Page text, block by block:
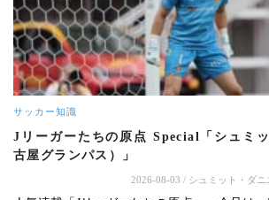
サッカー知識
Jリーガーたちの原点 Special「シュミ
古屋グランパス）」
2026-08-03 / シュミット・ダニ